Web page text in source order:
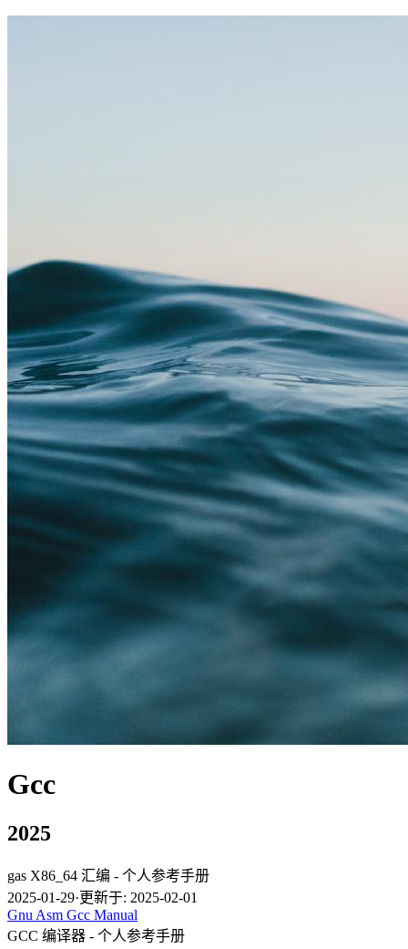
Gcc
2025
gas X86_64 汇编 - 个人参考手册
2025-01-29·更新于: 2025-02-01
GnuAsm Gcc Manual
GCC 编译器 - 个人参考手册